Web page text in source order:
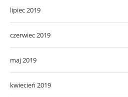
lipiec 2019
czerwiec 2019
maj 2019
kwiecień 2019